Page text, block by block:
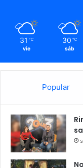
31 ℃
vie
30 ℃
sáb
Popular